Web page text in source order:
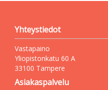
Yhteystiedot
Vastapaino
Yliopistonkatu 60 A
33100 Tampere
Asiakaspalvelu